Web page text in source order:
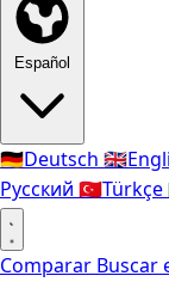
Español
🇩🇪Deutsch 🇬🇧
Русский 🇹🇷Türkçe
Comparar Buscar